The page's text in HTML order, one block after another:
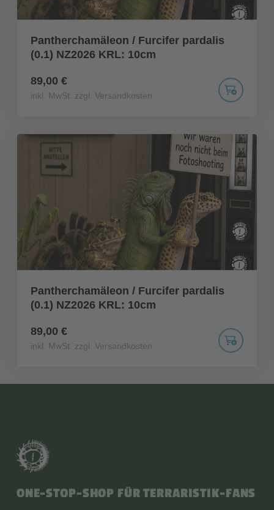
Pantherchamäleon / Furcifer pardalis
(0.1) NZ2026 KRL: 10cm
89,00 €
inkl. MwSt. zzgl. Versandkosten
Pantherchamäleon / Furcifer pardalis
(0.1) NZ2026 KRL: 10cm
89,00 €
inkl. MwSt. zzgl. Versandkosten
ONE-STOP-SHOP FÜR TERRARISTIK-FANS